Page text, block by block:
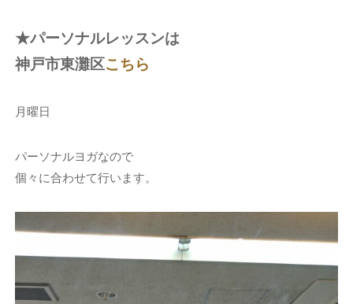
★パーソナルレッスンは
神戸市東灘区こちら
月曜日
パーソナルヨガなので
個々に合わせて行います。